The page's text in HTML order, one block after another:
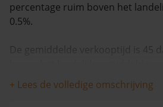
percentage ruim boven het
0.5%.
De gemiddelde verkooptijd is 45
Wanneer we naar de laatste 12
+ Lees de volledige omschrijving